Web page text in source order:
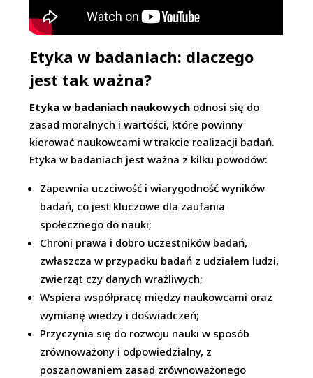
Etyka w badaniach: dlaczego
jest tak ważna?
Etyka w badaniach naukowych odnosi się do
zasad moralnych i wartości, które powinny
kierować naukowcami w trakcie realizacji badań.
Etyka w badaniach jest ważna z kilku powodów:
Zapewnia uczciwość i wiarygodność wyników
badań, co jest kluczowe dla zaufania
społecznego do nauki;
Chroni prawa i dobro uczestników badań,
zwłaszcza w przypadku badań z udziałem ludzi,
zwierząt czy danych wrażliwych;
Wspiera współpracę między naukowcami oraz
wymianę wiedzy i doświadczeń;
Przyczynia się do rozwoju nauki w sposób
zrównoważony i odpowiedzialny, z
poszanowaniem zasad zrównoważonego